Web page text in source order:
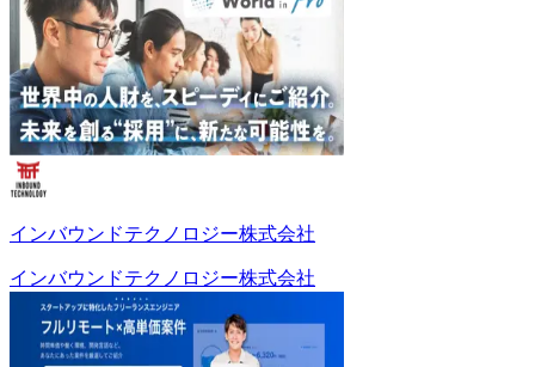
インバウンドテクノロジー株式会社
インバウンドテクノロジー株式会社